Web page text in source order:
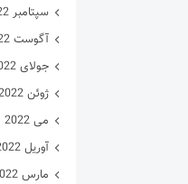
سپتامبر 2022
آگوست 2022
جولای 2022
ژوئن 2022
می 2022
آوریل 2022
مارس 2022